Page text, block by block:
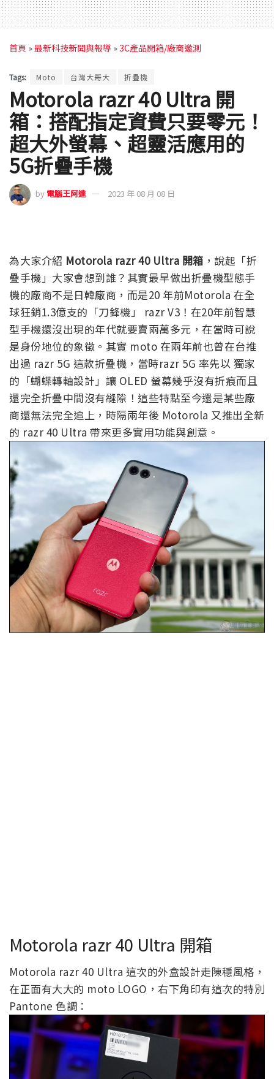
首頁 »最新科技新聞與報導 »3C產品開箱/廠商邀測
Tags: Moto 台灣大哥大 折疊機
Motorola razr 40 Ultra 開
箱：搭配指定資費只要零元！
超大外螢幕、超靈活應用的
5G折疊手機
by 電腦王阿達 2023 年 08 月 08 日
為大家介紹 Motorola razr 40 Ultra 開箱 ，說起「折
疊手機」大家會想到誰？其實最早做出折疊機型態手
機的廠商不是日韓廠商，而是20 年前Motorola 在全
球狂銷1.3億支的「刀鋒機」 razr V3！在20年前智慧
型手機還沒出現的年代就要賣兩萬多元，在當時可說
是身份地位的象徵。其實 moto 在兩年前也曾在台推
出過 razr 5G 這款折疊機，當時razr 5G 率先以 獨家
的「蝴蝶轉軸設計」讓 OLED 螢幕幾乎沒有折痕而且
還完全折疊中間沒有縫隙！這些特點至今還是某些廠
商還無法完全追上，時隔兩年後 Motorola 又推出全新
的 razr 40 Ultra 帶來更多實用功能與創意。
Motorola razr 40 Ultra 開箱
Motorola razr 40 Ultra 這次的外盒設計走陳穩風格，
在正面有大大的 moto LOGO，右下角印有這次的特別
Pantone 色調：